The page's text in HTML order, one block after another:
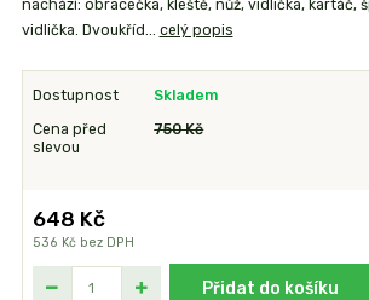
nachází: obracečka, kleště, nůž, vidlička, kartáč,
vidlička. Dvoukříd... celý popis
Dostupnost Skladem
Cena před
slevou
750 Kč
648 Kč
536 Kč bez DPH
Přidat do košíku